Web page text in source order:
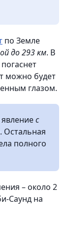
по Земле
до 293 км. В
можно будет
глазом.
с
Остальная
полного
– около 2
Саунд на